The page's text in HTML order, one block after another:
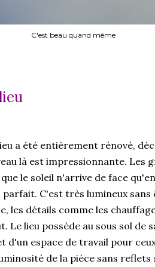
C'est beau quand même
a été entièrement rénové,
là est impressionnante. Les
le soleil n'arrive de face
C'est très lumineux sans
les détails comme les
Le lieu possède au sous sol de
d'un espace de travail pour
de la pièce sans reflets